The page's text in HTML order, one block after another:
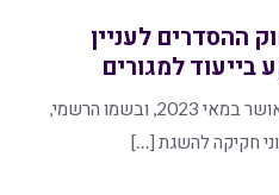
ההסדרים לעניין
למגורים
במסגרת חוק ההסדרים אשר אושר במאי 2023, ובשמו הרשמי,
חקיקה להשגת […]